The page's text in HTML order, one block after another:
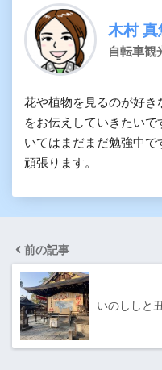
木村 真
自転車観
花や植物を見るのが好
をお伝えしていきたい
いてはまだまだ勉強中で
頑張ります。
前の記事
いのししと